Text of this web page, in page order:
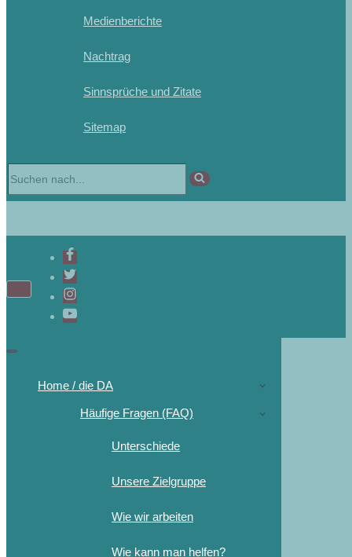
Medienberichte
Nachtrag
Sinnsprüche und Zitate
Sitemap
Home / die DA
Häufige Fragen (FAQ)
Unterschiede
Unsere Zielgruppe
Wie wir arbeiten
Wie kann man helfen?